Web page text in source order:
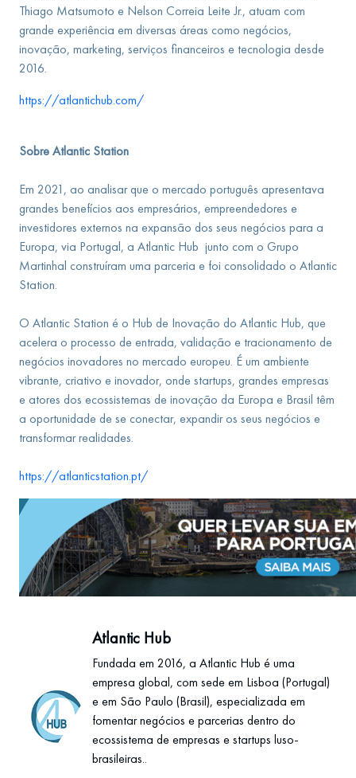
Thiago Matsumoto e Nelson Correia Leite Jr., atuam com
grande experiência em diversas áreas como negócios,
inovação, marketing, serviços financeiros e tecnologia desde
2016.
https://atlantichub.com/
Sobre Atlantic Station
Em 2021, ao analisar que o mercado português apresentava
grandes benefícios aos empresários, empreendedores e
investidores externos na expansão dos seus negócios para a
Europa, via Portugal, a Atlantic Hub junto com o Grupo
Martinhal construíram uma parceria e foi consolidado o Atlantic
Station.
O Atlantic Station é o Hub de Inovação do Atlantic Hub, que
acelera o processo de entrada, validação e tracionamento de
negócios inovadores no mercado europeu. É um ambiente
vibrante, criativo e inovador, onde startups, grandes empresas
e atores dos ecossistemas de inovação da Europa e Brasil têm
a oportunidade de se conectar, expandir os seus negócios e
transformar realidades.
https://atlanticstation.pt/
Atlantic Hub
Fundada em 2016, a Atlantic Hub é uma
empresa global, com sede em Lisboa (Portugal)
e em São Paulo (Brasil), especializada em
fomentar negócios e parcerias dentro do
ecossistema de empresas e startups luso-
brasileiras..